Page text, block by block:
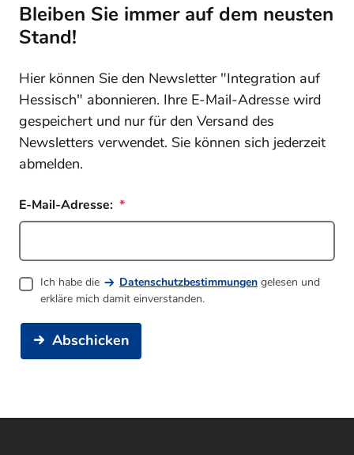
Bleiben Sie immer auf dem neusten
Stand!
Hier können Sie den Newsletter "Integration auf
Hessisch" abonnieren. Ihre E-Mail-Adresse wird
gespeichert und nur für den Versand des
Newsletters verwendet. Sie können sich jederzeit
abmelden.
E-Mail-Adresse:
Ich habe die Datenschutzbestimmungen gelesen und
erkläre mich damit einverstanden.
Abschicken